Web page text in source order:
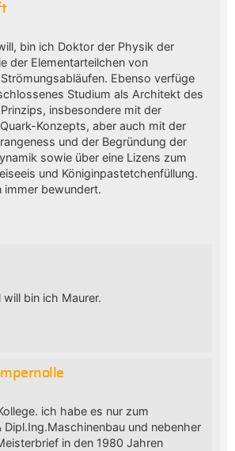
bin ich Doktor der Physik der
der Elementarteilchen von
Ebenso verfüge
Studium als Architekt des
insbesondere mit der
Konzepts, aber auch mit der
und der Begründung der
sowie über eine Lizens zum
und Königinpastetchenfüllung.
immer bewundert.
bin ich Maurer.
ich habe es nur zum
Dipl.Ing.Maschinenbau und nebenher
in den 1980 Jahren